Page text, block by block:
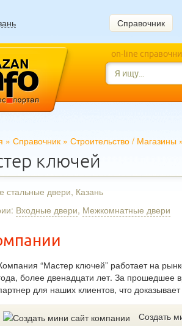
Справочник
on-line
» Справочник » Строительство / Магазины
ключей
стальные двери, Казань
Входные двери, Межкомнатные двери
“Мастер ключей” работает на
более двенадцати лет. За прошедшее
для наших клиентов, что
Создать